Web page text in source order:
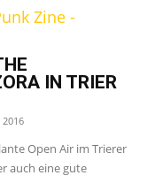
IN TRIER
2016
Open Air im Trierer
auch eine gute